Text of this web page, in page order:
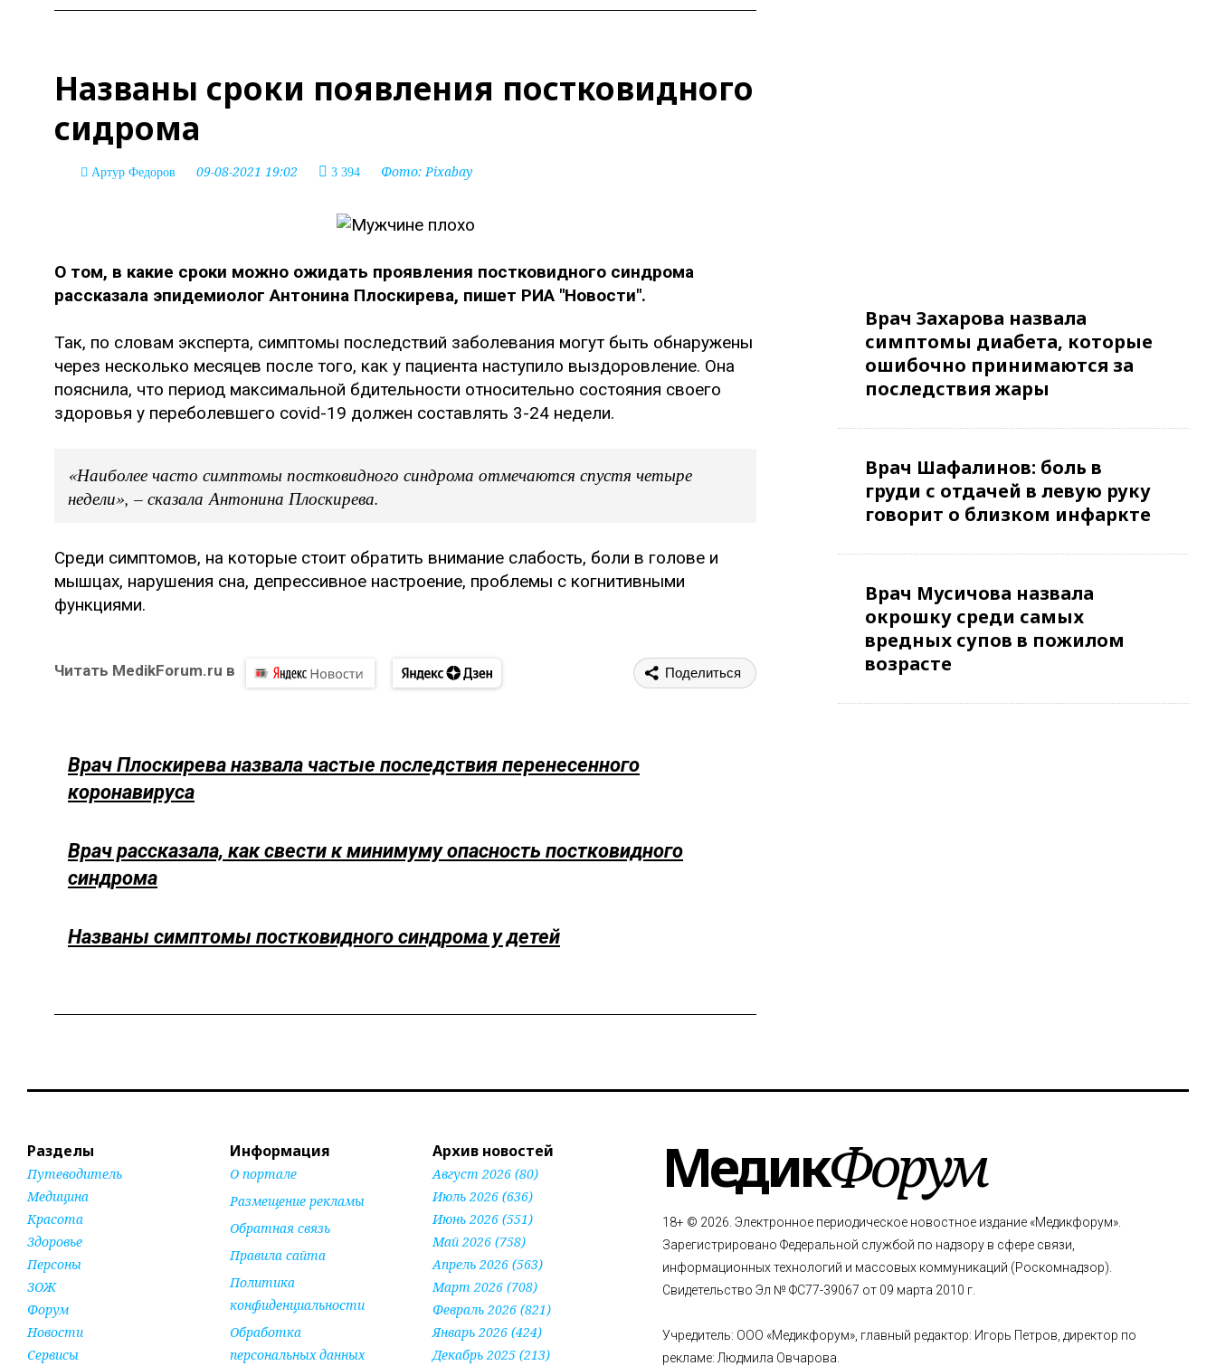
Названы сроки появления постковидного
сидрома
Артур Федоров 09-08-2021 19:02 3 394 Фото:Pixabay
О том, в какие сроки можно ожидать проявления постковидного синдрома
рассказала эпидемиолог Антонина Плоскирева, пишет РИА "Новости".
Так, по словам эксперта, симптомы последствий заболевания могут быть обнаружены
через несколько месяцев после того, как у пациента наступило выздоровление. Она
пояснила, что период максимальной бдительности относительно состояния своего
здоровья у переболевшего covid-19 должен составлять 3-24 недели.
«Наиболее часто симптомы постковидного синдрома отмечаются спустя четыре
недели», – сказала Антонина Плоскирева.
Среди симптомов, на которые стоит обратить внимание слабость, боли в голове и
мышцах, нарушения сна, депрессивное настроение, проблемы с когнитивными
функциями.
Читать MedikForum.ru в Поделиться
Врач Плоскирева назвала частые последствия перенесенного
коронавируса
Врач рассказала, как свести к минимуму опасность постковидного
синдрома
Названы симптомы постковидного синдрома у детей
Врач Захарова назвала
симптомы диабета, которые
ошибочно принимаются за
последствия жары
Врач Шафалинов: боль в
груди с отдачей в левую руку
говорит о близком инфаркте
Врач Мусичова назвала
окрошку среди самых
вредных супов в пожилом
возрасте
Разделы
Путеводитель
Медицина
Красота
Здоровье
Персоны
ЗОЖ
Форум
Новости
Сервисы
Информация
О портале
Размещение рекламы
Обратная связь
Правила сайта
Политика
конфиденциальности
Обработка
персональных данных
Архив новостей
Август 2026 (80)
Июль 2026 (636)
Июнь 2026 (551)
Май 2026 (758)
Апрель 2026 (563)
Март 2026 (708)
Февраль 2026 (821)
Январь 2026 (424)
Декабрь 2025 (213)
МедикФорум
18+ © 2026. Электронное периодическое новостное издание «Медикфорум».
Зарегистрировано Федеральной службой по надзору в сфере связи,
информационных технологий и массовых коммуникаций (Роскомнадзор).
Свидетельство Эл № ФС77-39067 от 09 марта 2010 г.
Учредитель: ООО «Медикфорум», главный редактор: Игорь Петров, директор по
рекламе: Людмила Овчарова.